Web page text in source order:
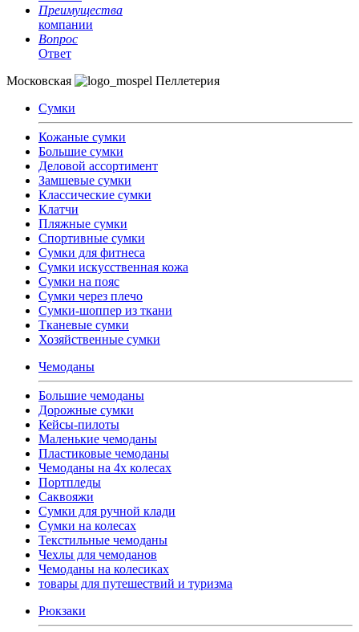
Преимущества
компании
Вопрос
Ответ
Московская
Пеллетерия
Сумки
Кожаные сумки
Большие сумки
Деловой ассортимент
Замшевые сумки
Классические сумки
Клатчи
Пляжные сумки
Спортивные сумки
Сумки для фитнеса
Сумки искусственная кожа
Сумки на пояс
Сумки через плечо
Сумки-шоппер из ткани
Тканевые сумки
Хозяйственные сумки
Чемоданы
Большие чемоданы
Дорожные сумки
Кейсы-пилоты
Маленькие чемоданы
Пластиковые чемоданы
Чемоданы на 4х колесах
Портпледы
Саквояжи
Сумки для ручной клади
Сумки на колесах
Текстильные чемоданы
Чехлы для чемоданов
Чемоданы на колесиках
товары для путешествий и туризма
Рюкзаки